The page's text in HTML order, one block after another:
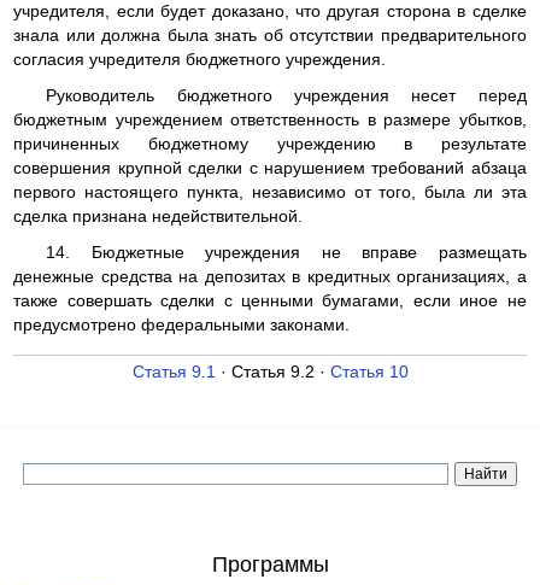
учредителя, если будет доказано, что другая сторона в сделке
знала или должна была знать об отсутствии предварительного
согласия учредителя бюджетного учреждения.
Руководитель бюджетного учреждения несет перед
бюджетным учреждением ответственность в размере убытков,
причиненных бюджетному учреждению в результате
совершения крупной сделки с нарушением требований абзаца
первого настоящего пункта, независимо от того, была ли эта
сделка признана недействительной.
14. Бюджетные учреждения не вправе размещать
денежные средства на депозитах в кредитных организациях, а
также совершать сделки с ценными бумагами, если иное не
предусмотрено федеральными законами.
Статья 9.1 · Статья 9.2 · Статья 10
Программы